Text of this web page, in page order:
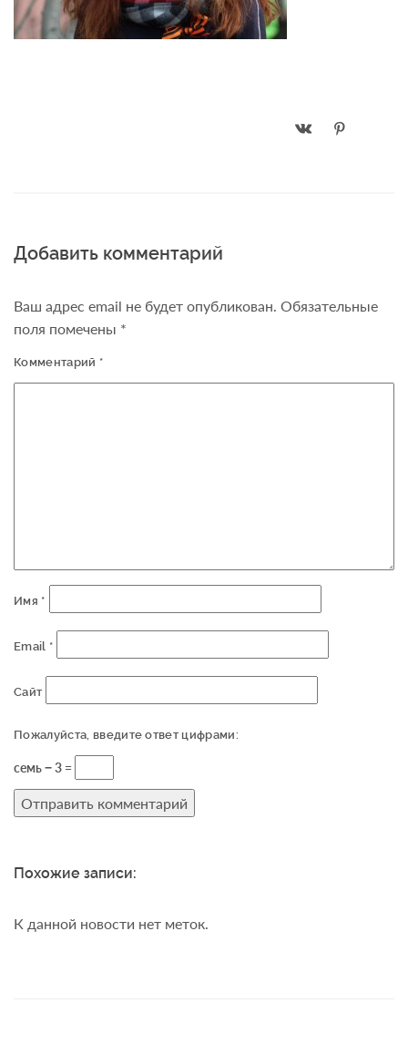
Добавить комментарий
Ваш адрес email не будет опубликован. Обязательные
поля помечены *
Комментарий *
Имя *
Email *
Сайт
Пожалуйста, введите ответ цифрами:
семь − 3 =
Похожие записи:
К данной новости нет меток.